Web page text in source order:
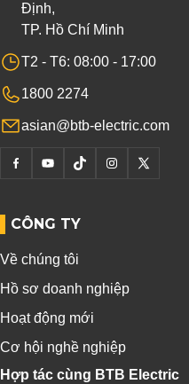
Định,
TP. Hồ Chí Minh
T2 - T6: 08:00 - 17:00
1800 2274
asian@btb-electric.com
CÔNG TY
Về chúng tôi
Hồ sơ doanh nghiệp
Hoạt động mới
Cơ hội nghề nghiệp
Hợp tác cùng BTB Electric